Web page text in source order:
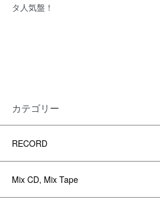
タ人気盤！
カテゴリー
RECORD
Mix CD, Mix Tape